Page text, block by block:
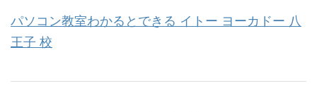
パソコン教室わかるとできる イトー ヨーカドー 八
王子 校